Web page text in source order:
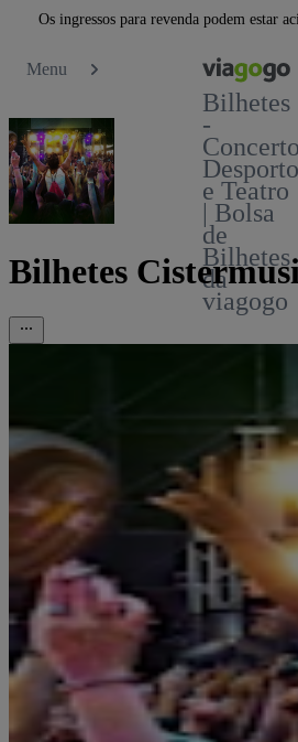
Os ingressos para revenda podem estar
Menu
Bilhetes
-
Desporto
e Teatro
| Bolsa
de
Bilhetes
da
viagogo
Bilhetes